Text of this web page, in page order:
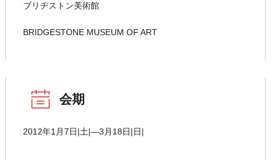
ブリヂストン美術館
BRIDGESTONE MUSEUM OF ART
会期
2012年1月7日|土|―3月18日|日|